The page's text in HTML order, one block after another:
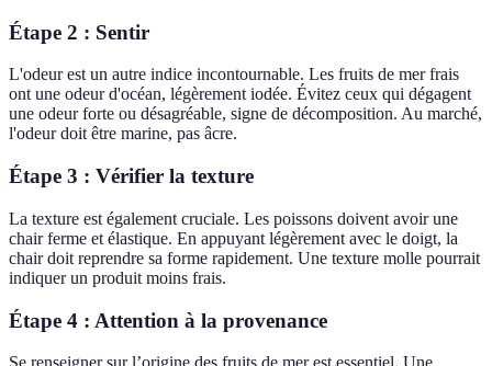
Étape 2 : Sentir
L'odeur est un autre indice incontournable. Les fruits de mer frais
ont une odeur d'océan, légèrement iodée. Évitez ceux qui dégagent
une odeur forte ou désagréable, signe de décomposition. Au marché,
l'odeur doit être marine, pas âcre.
Étape 3 : Vérifier la texture
La texture est également cruciale. Les poissons doivent avoir une
chair ferme et élastique. En appuyant légèrement avec le doigt, la
chair doit reprendre sa forme rapidement. Une texture molle pourrait
indiquer un produit moins frais.
Étape 4 : Attention à la provenance